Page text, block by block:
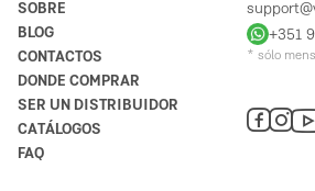
SOBRE
BLOG
CONTACTOS
DONDE COMPRAR
SER UN DISTRIBUIDOR
CATÁLOGOS
FAQ
+351
* sólo